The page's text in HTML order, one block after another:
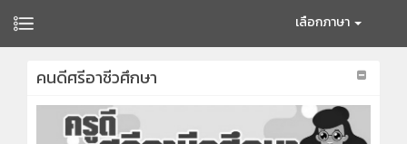
เลือกภาษา
คนดีศรีอาชีวศึกษา